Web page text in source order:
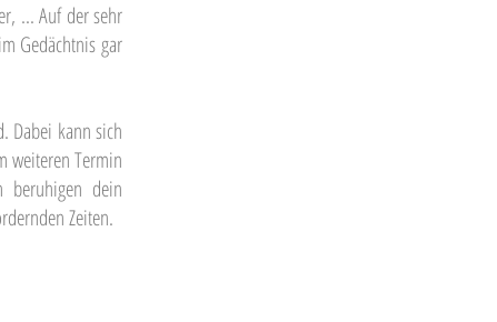
... Auf der sehr
Gedächtnis gar
Dabei kann sich
weiteren Termin
beruhigen dein
Zeiten.